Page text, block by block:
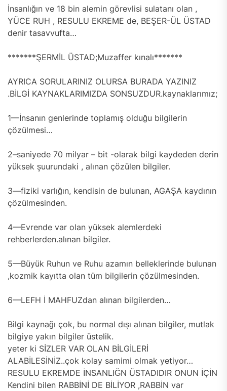
İnsanlığın ve 18 bin alemin görevlisi sulatanı olan ,
YÜCE RUH , RESULU EKREME de, BEŞER-ÜL ÜSTAD
denir tasavvufta…
*******ŞERMİL ÜSTAD;Muzaffer kınalı*******
AYRICA SORULARINIZ OLURSA BURADA YAZINIZ
.BİLGİ KAYNAKLARIMIZDA SONSUZDUR.kaynaklarımız;
1—İnsanın genlerinde toplamış olduğu bilgilerin
çözülmesi…
2–saniyede 70 milyar – bit -olarak bilgi kaydeden derin
yüksek şuurundaki , alınan çözülen bilgiler.
3—fiziki varlığın, kendisin de bulunan, AGAŞA kaydının
çözülmesinden.
4—Evrende var olan yüksek alemlerdeki
rehberlerden.alınan bilgiler.
5—Büyük Ruhun ve Ruhu azamın belleklerinde bulunan
,kozmik kayıtta olan tüm bilgilerin çözülmesinden.
6—LEFH İ MAHFUZdan alınan bilgilerden…
Bilgi kaynağı çok, bu normal dışı alınan bilgiler, mutlak
bilgiye yakın bilgiler üstelik.
yeter ki SİZLER VAR OLAN BİLGİLERİ
ALABİLESİNİZ..çok kolay samimi olmak yetiyor…
RESULU EKREMDE İNSANLIĞN ÜSTADIDIR ONUN İÇİN
Kendini bilen RABBİNİ DE BİLİYOR ,RABBİN var